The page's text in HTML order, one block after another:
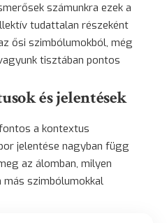
számunkra ezek a
tudattalan részeként
ősi szimbólumokból, még
tisztában pontos
és jelentések
a kontextus
jelentése nagyban függ
az álomban, milyen
szimbólumokkal